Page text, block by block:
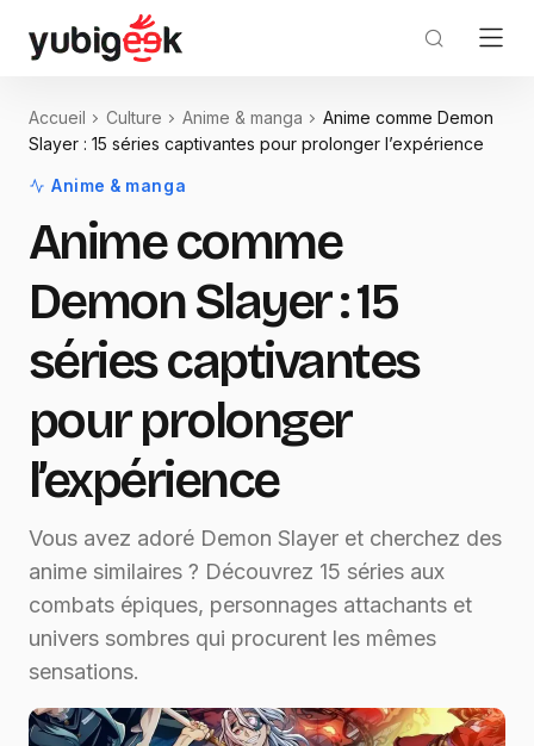
Accueil Culture Anime & manga
Anime comme Demon
Slayer : 15 séries captivantes pour prolonger l’expérience
Anime & manga
Anime comme
Demon Slayer : 15
séries captivantes
pour prolonger
l’expérience
Vous avez adoré Demon Slayer et cherchez des
anime similaires ? Découvrez 15 séries aux
combats épiques, personnages attachants et
univers sombres qui procurent les mêmes
sensations.